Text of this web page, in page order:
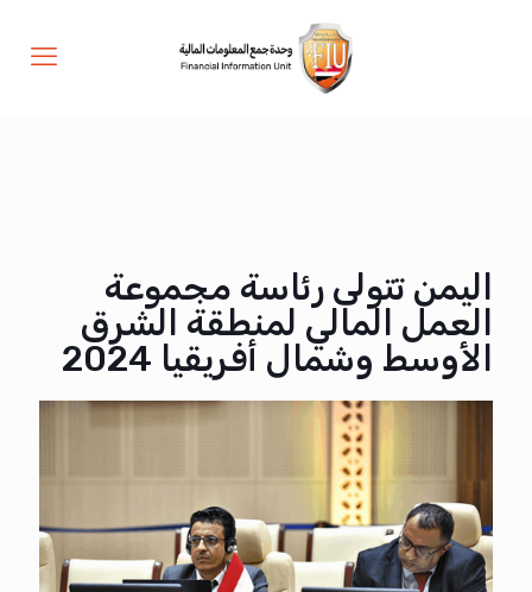
اليمن تتولى رئاسة مجموعة
العمل المالي لمنطقة الشرق
الأوسط وشمال أفريقيا 2024